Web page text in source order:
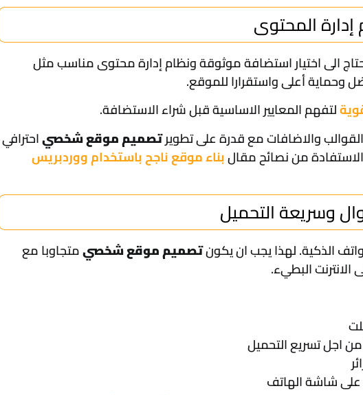
الى اختيار استضافة موثوقة ونظام إدارة محتوى مناسب مثل
وحماية أعلى واستقرارا للموقع.
لتفهم المعايير الاساسية قبل شراء الاستضافة.
والاضافات مع قدرة على تطويرتصميم موقع شخصياحترافي
من نصائح مقالبناء موقع ناجح باستخدام ووردبريس
الذكية. لهذا يجب ان يكونتصميم موقع شخصيمتجاوبا مع
البطيء.
اجل تسريع التحميل
على شاشة الهاتف